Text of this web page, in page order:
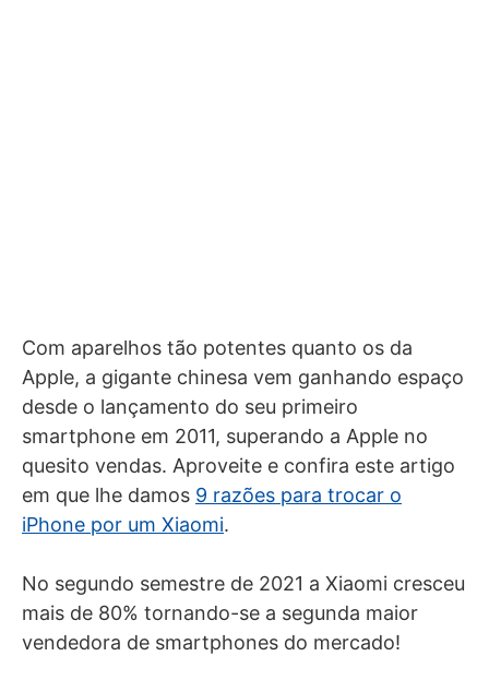
Com aparelhos tão potentes quanto os da
Apple, a gigante chinesa vem ganhando espaço
desde o lançamento do seu primeiro
smartphone em 2011, superando a Apple no
quesito vendas. Aproveite e confira este artigo
em que lhe damos 9 razões para trocar o
iPhone por um Xiaomi.
No segundo semestre de 2021 a Xiaomi cresceu
mais de 80% tornando-se a segunda maior
vendedora de smartphones do mercado!